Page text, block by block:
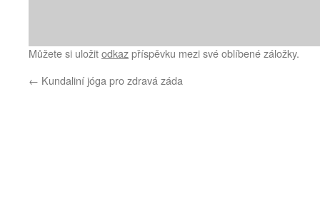
Můžete si uložitodkazpříspěvku mezi své oblíbené záložky.
← Kundaliní jóga pro zdravá záda